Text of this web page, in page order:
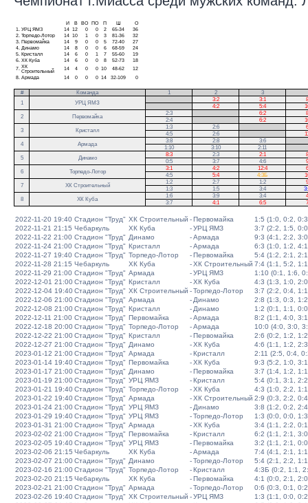
И В ВО ПО П
О
1.
УРЦ ЯМЗ 14 12 0 0 2 65-34
36
2. Торпедо-Лотор 14 10 1 0 3 81-36
32
3.
Первомайка 14 9 0 0 5 72-40
27
4.
Динамо 14 8 0 0 6 68-59
24
5.
Кристалл 14 6 0 1 7 55-60
19
6. ХК Куба 14 6 0 0 8 52-73
18
7. ХК
Строительный
14 4 0 0 10 48-62
12
8. Армада 14 0 0 0 14 32-109 0
# Команда 1 2 3
1
УРЦ ЯМЗ
3:2 3:1
4:2 5:4
2
Первомайка
2:3 6:2
2:4
6:2
3
Кристалл
1:3 2:6
4:5
2:6
4
Армада
3:8 2:8 3:6
1:10
3:10 2:11
5
Динамо
8:3 2:3 2:1
0:5
3:7 4:6
6
Торпедо-Лотор
3:1 4:2 12:4
4:5
5:4 4:3Б
7
ХК Строительный
1:2 2:7 1:2
1:3
1:5 3:4
8
ХК Куба
1:6 3:9 3:4
3:7
4:1 6:5
2022-11-20 19:40 Стадион "Труд" ХК Строительный -Первомайка
1:5 (1:0, 0:2,
2022-11-21 21:15 Чебаркуль ХК Куба -УРЦ ЯМЗ
3:7 (2:2, 1:5,
2022-11-22 21:00 Стадион "Труд" Динамо -Армада
9:3 (4:1, 2:2,
2022-11-24 21:00 Стадион "Труд" Кристалл -Армада
6:3 (1:0, 1:2,
2022-11-27 19:40 Стадион "Труд" Торпедо-Лотор -Первомайка
5:4 (1:2, 2:1,
2022-11-28 21:15 Чебаркуль ХК Куба -ХК Строительный 7:4 (1:1, 5:2,
2022-11-29 21:00 Стадион "Труд" Армада -УРЦ ЯМЗ
1:10 (0:1, 1:6,
2022-12-01 21:00Стадион "Труд" Кристалл -ХК Куба
4:3 (1:3, 1:0,
2022-12-04 19:40Стадион "Труд" ХК Строительный -Торпедо-Лотор
3:7 (2:2, 0:4,
2022-12-06 21:00Стадион "Труд" Армада - Динамо
2:8 (1:3, 0:3,
2022-12-08 21:00Стадион "Труд" Кристалл - Динамо
1:2 (0:1, 1:1,
2022-12-11 21:00 Стадион "Труд" Первомайка -Армада
8:2 (1:1, 4:0,
2022-12-18 20:00Стадион "Труд" Торпедо-Лотор -Армада
10:0 (4:0, 3:0,
2022-12-22 21:00Стадион "Труд" Кристалл -Первомайка
2:6 (0:2, 1:2,
2022-12-27 21:00Стадион "Труд" Динамо -ХК Куба
4:6 (1:1, 1:2,
2023-01-12 21:00Стадион "Труд" Армада -Кристалл
2:11 (2:5, 0:4,
2023-01-14 19:40Стадион "Труд" Первомайка -ХК Куба
9:3 (5:2, 1:0,
2023-01-17 21:00Стадион "Труд" Динамо -Первомайка
3:7 (1:4, 1:2,
2023-01-19 21:00Стадион "Труд" УРЦ ЯМЗ -Кристалл
5:4 (0:1, 3:1,
2023-01-21 19:40Стадион "Труд" Торпедо-Лотор -ХК Куба
4:3 (1:0, 2:2,
2023-01-22 19:40Стадион "Труд" Армада -ХК Строительный 2:9 (0:3, 2:2,
2023-01-24 21:00Стадион "Труд" УРЦ ЯМЗ - Динамо
3:8 (1:2, 0:2,
2023-01-29 19:40Стадион "Труд" УРЦ ЯМЗ -Торпедо-Лотор
1:3 (0:0, 0:0,
2023-01-31 21:00Стадион "Труд" Армада -ХК Куба
3:4 (1:1, 2:2,
2023-02-02 21:00Стадион "Труд" Первомайка -Кристалл
6:2 (1:1, 2:1,
2023-02-05 19:40Стадион "Труд" УРЦ ЯМЗ -Первомайка
3:2 (1:1, 2:1,
2023-02-06 21:15 Чебаркуль ХК Куба -Армада
7:4 (4:1, 2:1,
2023-02-07 21:00Стадион "Труд" Динамо -Торпедо-Лотор
5:4 (2:1, 2:2,
2023-02-16 21:00Стадион "Труд" Торпедо-Лотор -Кристалл
4:3Б (0:2, 1:1,
2023-02-20 21:15 Чебаркуль ХК Куба -Первомайка
4:1 (0:0, 2:1,
2023-02-21 21:00Стадион "Труд" Армада -Торпедо-Лотор
0:6 (0:3, 0:1,
2023-02-26 19:40Стадион "Труд" ХК Строительный -УРЦ ЯМЗ
1:3 (1:1, 0:0,